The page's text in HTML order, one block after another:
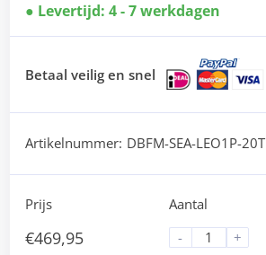
Levertijd: 4 - 7 werkdagen
Betaal veilig en snel
Artikelnummer: DBFM-SEA-LEO1P-20T
Prijs
€469,95
Aantal
-
+